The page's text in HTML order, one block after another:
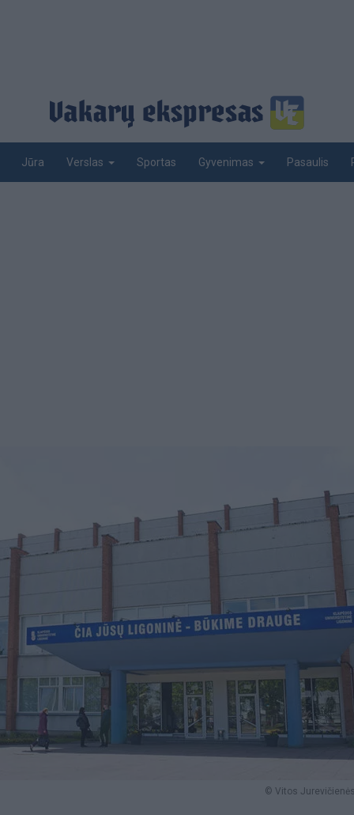
Jūra Verslas Sportas Gyvenimas Pasaulis
© Vitos